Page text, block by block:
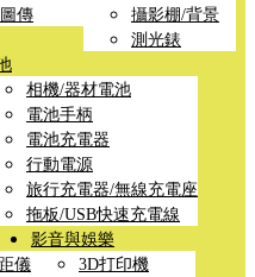
傳
攝影棚/背景
測光錶
相機/器材電池
電池手柄
電池充電器
行動電源
旅行充電器/無線充電座
拖板/USB快速充電線
儀
影音與娛樂
3D打印機